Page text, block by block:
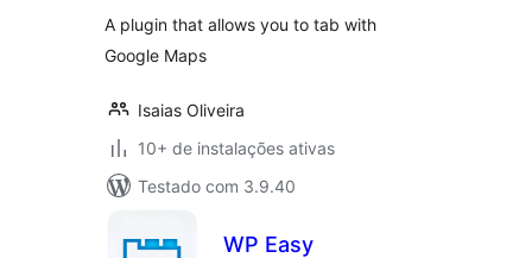
A plugin that allows you to tab with
Google Maps
Isaias Oliveira
10+ de instalações ativas
Testado com 3.9.40
WP Easy